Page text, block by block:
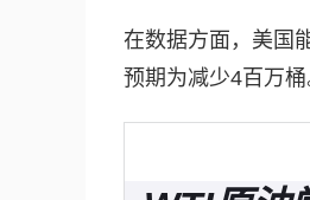
在数据方面，美国
预期为减少4百万